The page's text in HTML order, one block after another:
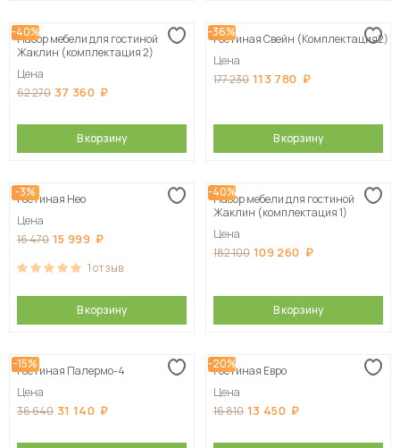
-40%
Набор мебели для гостиной
Жаклин (комплектация 2)
Цена
62 270 37 360
В корзину
-36%
Гостиная Свейн (Комплектация2)
Цена
177 230 113 780
В корзину
-3%
Гостиная Нео
Цена
16 470 15 999
1отзыв
В корзину
-40%
Набор мебели для гостиной
Жаклин (комплектация 1)
Цена
182 100 109 260
В корзину
-15%
Гостиная Палермо-4
Цена
36 640 31 140
-20%
Гостиная Евро
Цена
16 810 13 450